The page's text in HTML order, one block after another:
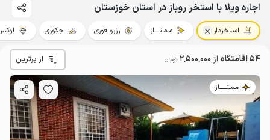
اجاره ویلا با استخر روباز در استان خوزستان
استخردار مـمـتــــاز رزرو فوری جکوزی
54 اقامتگاه از 2٬500٬000 تومان از برترین
مـمـتــــــاز